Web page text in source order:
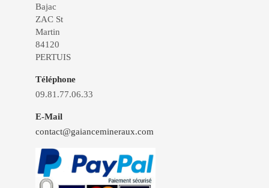
Bajac
ZAC St
Martin
84120
PERTUIS
Téléphone
09.81.77.06.33
E-Mail
contact@gaiancemineraux.com